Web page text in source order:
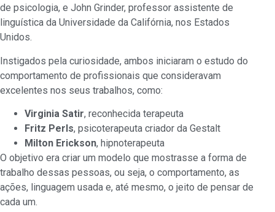
de psicologia, e John Grinder, professor assistente de
linguística da Universidade da Califórnia, nos Estados
Unidos.
Instigados pela curiosidade, ambos iniciaram o estudo do
comportamento de profissionais que consideravam
excelentes nos seus trabalhos, como:
Virginia Satir, reconhecida terapeuta
Fritz Perls, psicoterapeuta criador da Gestalt
Milton Erickson, hipnoterapeuta
O objetivo era criar um modelo que mostrasse a forma de
trabalho dessas pessoas, ou seja, o comportamento, as
ações, linguagem usada e, até mesmo, o jeito de pensar de
cada um.